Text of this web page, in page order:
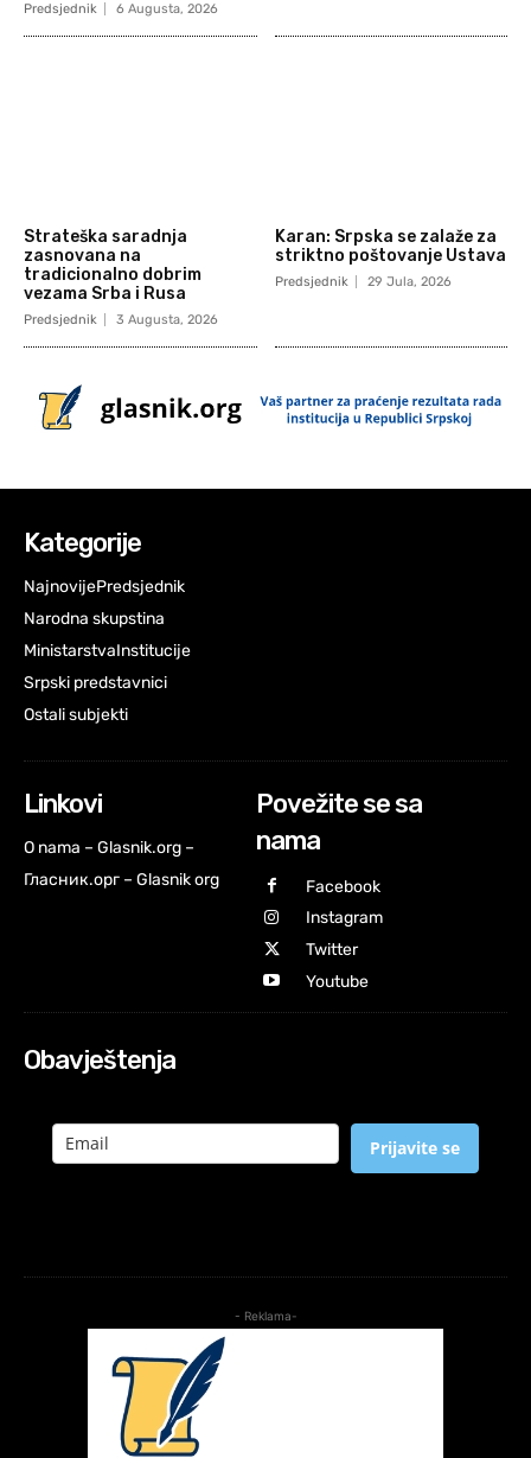
Predsjednik 6 Augusta, 2026
Strateška saradnja
zasnovana na
tradicionalno dobrim
vezama Srba i Rusa
Predsjednik 3 Augusta, 2026
Karan: Srpska se zalaže za
striktno poštovanje Ustava
Predsjednik 29 Jula, 2026
Kategorije
NajnovijePredsjednik
Narodna skupstina
MinistarstvaInstitucije
Srpski predstavnici
Ostali subjekti
Linkovi
O nama – Glasnik.org –
Гласник.орг – Glasnik org
Povežite se sa
nama
Facebook
Instagram
Twitter
Youtube
Obavještenja
Prijavite se
- Reklama-